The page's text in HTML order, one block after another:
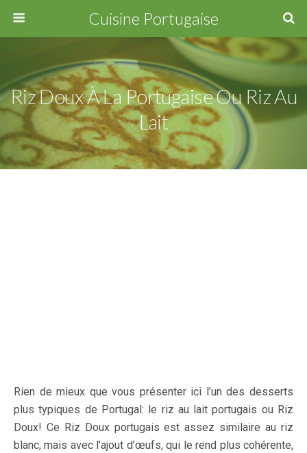
Cuisine Portugaise
Riz Doux À La Portugaise Ou Riz Au
Lait
Rien de mieux que vous présenter ici l’un des desserts
plus typiques de Portugal: le riz au lait portugais ou Riz
Doux! Ce Riz Doux portugais est assez similaire au riz
blanc, mais avec l’ajout d’œufs, qui le rend plus cohérente,